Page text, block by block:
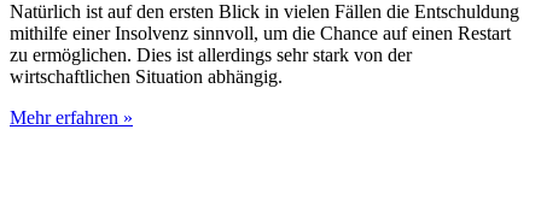
Natürlich ist auf den ersten Blick in vielen Fällen die Entschuldung
mithilfe einer Insolvenz sinnvoll, um die Chance auf einen Restart
zu ermöglichen. Dies ist allerdings sehr stark von der
wirtschaftlichen Situation abhängig.
Mehr erfahren »